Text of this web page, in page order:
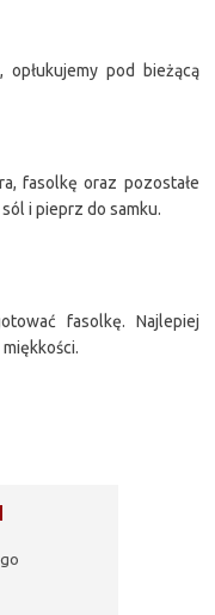
pod bieżącą
fasolkę oraz pozostałe
i pieprz do samku.
fasolkę. Najlepiej